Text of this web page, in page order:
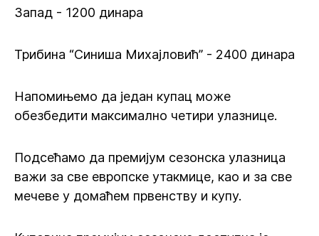
Запад - 1200 динара
Трибина “Синиша Михајловић” - 2400 динара
Напомињемо да један купац може
обезбедити максимално четири улазнице.
Подсећамо да премијум сезонска улазница
важи за све европске утакмице, као и за све
мечеве у домаћем првенству и купу.